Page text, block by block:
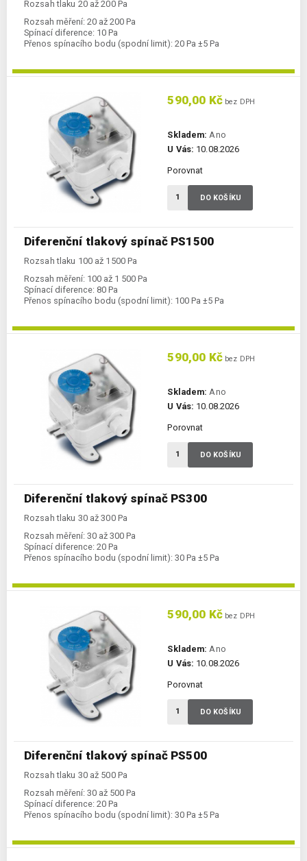
Rozsah tlaku 20 až 200 Pa
Rozsah měření: 20 až 200 Pa
Spínací diference: 10 Pa
Přenos spínacího bodu (spodní limit): 20 Pa ±5 Pa
Diferenční tlakový spínač PS1500
Rozsah tlaku 100 až 1500 Pa
Rozsah měření: 100 až 1 500 Pa
Spínací diference: 80 Pa
Přenos spínacího bodu (spodní limit): 100 Pa ±5 Pa
590,00 Kč bez DPH
Skladem: Ano
U Vás: 10.08.2026
Porovnat
DO KOŠÍKU
Diferenční tlakový spínač PS300
Rozsah tlaku 30 až 300 Pa
Rozsah měření: 30 až 300 Pa
Spínací diference: 20 Pa
Přenos spínacího bodu (spodní limit): 30 Pa ±5 Pa
590,00 Kč bez DPH
Skladem: Ano
U Vás: 10.08.2026
Porovnat
DO KOŠÍKU
Diferenční tlakový spínač PS500
Rozsah tlaku 30 až 500 Pa
Rozsah měření: 30 až 500 Pa
Spínací diference: 20 Pa
Přenos spínacího bodu (spodní limit): 30 Pa ±5 Pa
590,00 Kč bez DPH
Skladem: Ano
U Vás: 10.08.2026
Porovnat
DO KOŠÍKU